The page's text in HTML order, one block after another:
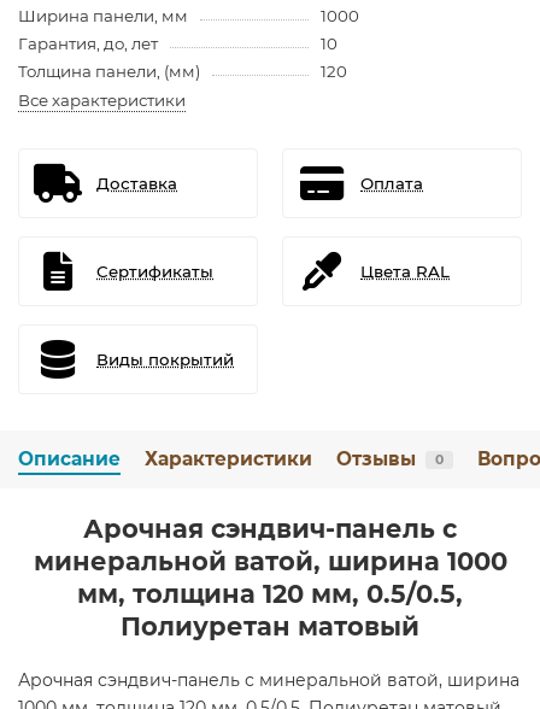
Ширина панели, мм
1000
Гарантия, до, лет
10
Толщина панели, (мм)
120
Все характеристики
Доставка Оплата
Сертификаты Цвета RAL
Виды покрытий
Описание Характеристики Отзывы 0
Арочная сэндвич-панель с
минеральной ватой, ширина 1000
мм, толщина 120 мм, 0.5/0.5,
Полиуретан матовый
Арочная сэндвич-панель с минеральной ватой, ширина